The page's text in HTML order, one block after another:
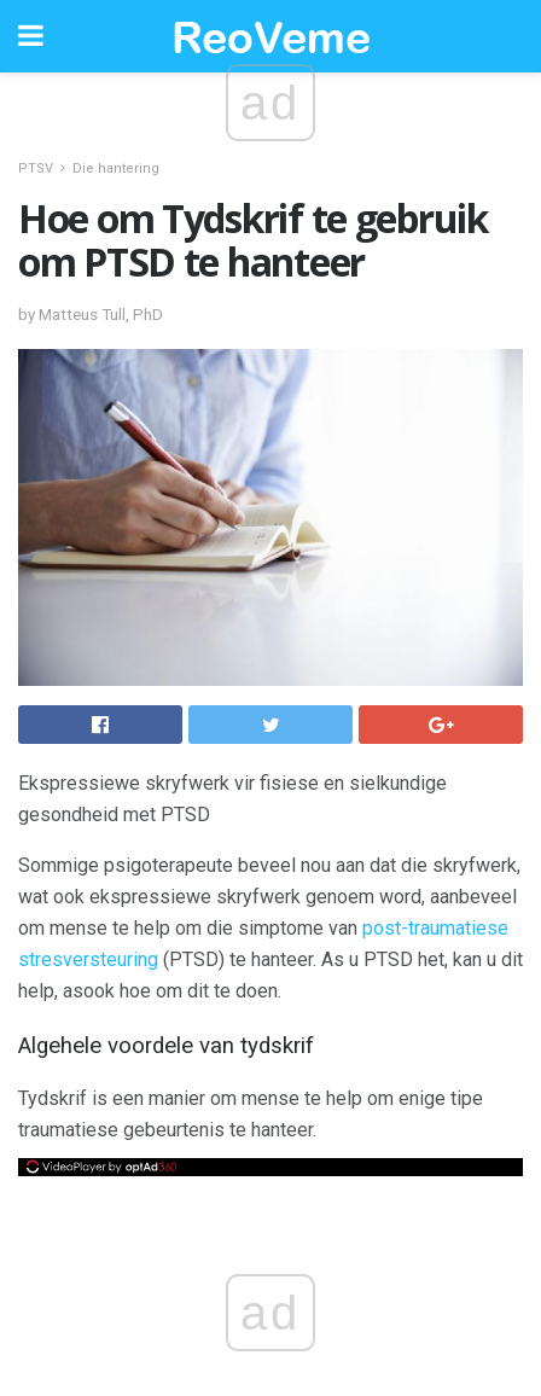
ad
PTSV Die hantering
Hoe om Tydskrif te gebruik
om PTSD te hanteer
by Matteus Tull, PhD
Ekspressiewe skryfwerk vir fisiese en sielkundige
gesondheid met PTSD
Sommige psigoterapeute beveel nou aan dat die skryfwerk,
wat ook ekspressiewe skryfwerk genoem word, aanbeveel
om mense te help om die simptome van post-traumatiese
stresversteuring (PTSD) te hanteer. As u PTSD het, kan u dit
help, asook hoe om dit te doen.
Algehele voordele van tydskrif
Tydskrif is een manier om mense te help om enige tipe
traumatiese gebeurtenis te hanteer.
ad